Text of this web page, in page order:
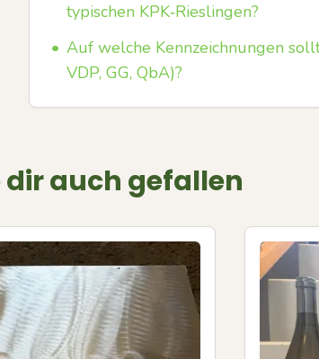
typischen KPK‑Rieslingen?
• Auf welche Kennzeichnungen
VDP, GG, QbA)?
dir auch gefallen